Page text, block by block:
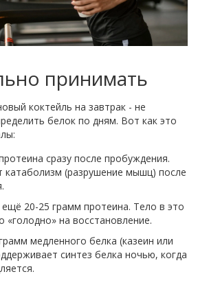
принимать
коктейль на завтрак - не
белок по дням. Вот как это
сразу после пробуждения.
катаболизм (разрушение мышц) после
20-25 грамм протеина. Тело в это
«голодно» на восстановление.
медленного белка (казеин или
синтез белка ночью, когда